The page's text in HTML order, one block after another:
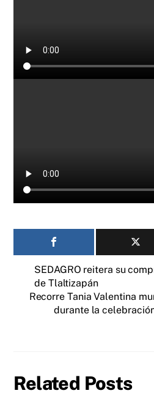
SEDAGRO reitera su
de Tlaltizapán
Recorre Tania Valentina
durante la
Related Posts